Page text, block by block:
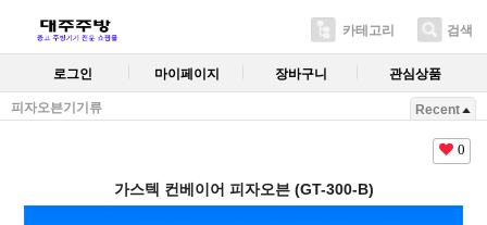
카테고리 검색
로그인 마이페이지 장바구니 관심상품
피자오븐기기류 Recent
0
가스텍 컨베이어 피자오븐 (GT-300-B)